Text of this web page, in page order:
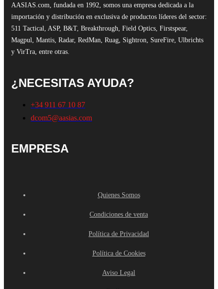
AASIAS.com, fundada en 1992, somos una empresa dedicada a la
importación y distribución en exclusiva de productos líderes del sector:
511 Tactical, ASP, B&T, Breakthrough, Field Optics, Firstspear,
Magpul, Mantis, Radar, RedMan, Ruag, Sightron, SureFire, Ulbrichts
y VirTra, entre otras.
¿NECESITAS AYUDA?
+34 911 67 10 87
dcom5@aasias.com
EMPRESA
Quienes Somos
Condiciones de venta
Política de Privacidad
Política de Cookies
Aviso Legal